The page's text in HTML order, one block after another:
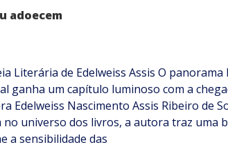
adoecem
Literária de Edelweiss Assis O
ganha um capítulo luminoso com a
Edelweiss Nascimento Assis Ribeiro de
no universo dos livros, a autora traz uma
a sensibilidade das